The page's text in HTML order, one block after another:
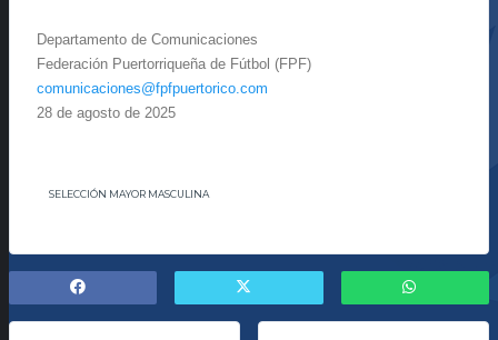
Departamento de Comunicaciones
Federación Puertorriqueña de Fútbol (FPF)
comunicaciones@fpfpuertorico.com
28 de agosto de 2025
SELECCIÓN MAYOR MASCULINA